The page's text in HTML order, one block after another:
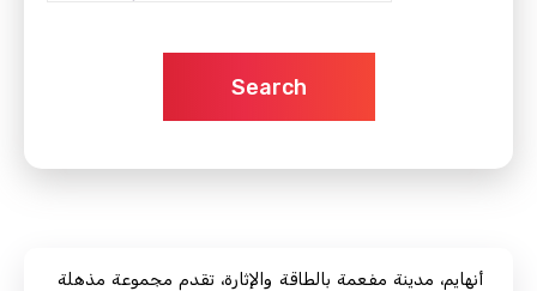
Search
أنهايم، مدينة مفعمة بالطاقة والإثارة، تقدم مجموعة مذهلة